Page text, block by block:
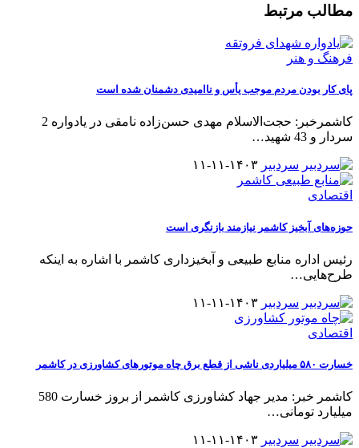
مطالب مرتبط
فرهنگ و هنر
پای کار بودن مردم موجب یأس و ناامیدی دشمنان شده است
کاشمرخبر: حجت‌الاسلام مهدی حسن‌زاده نامقی در یادواره 2
سردار و 43 شهید
…
سردبیر ۱۴۰۳-۱۱-۱۱
اقتصادی
حوزه‌های آبخیز کاشمر نیازمند بازنگری است
رئیس اداره منابع طبیعی و آبخیزداری کاشمر با اشاره به اینکه
طرح‌هایی…
سردبیر ۱۴۰۳-۱۱-۱۱
اقتصادی
خسارت ۵۸۰ میلیاردی ناشی از قطع برق چاه موتورهای کشاورزی در کاشمر
کاشمر خبر: مدیر جهاد کشاورزی کاشمر از بروز خسارت 580
میلیارد تومانی…
سردبیر ۱۴۰۳-۱۱-۱۱